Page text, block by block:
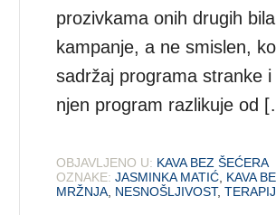
prozivkama onih drugih
kampanje, a ne smislen,
sadržaj programa stranke
njen program razlikuje od
OBJAVLJENO U: KAVA BEZ ŠEĆERA
OZNAKE: JASMINKA MATIĆ KAVA
MRŽNJA NESNOŠLJIVOST,